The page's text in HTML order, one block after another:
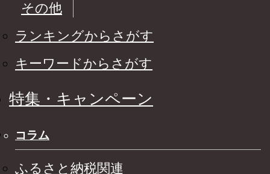
その他
ランキングからさがす
キーワードからさがす
特集・キャンペーン
コラム
ふるさと納税関連